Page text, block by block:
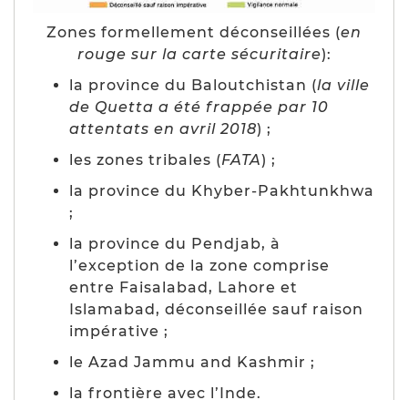
Zones formellement déconseillées (en
rouge sur la carte sécuritaire):
la province du Baloutchistan (la ville
de Quetta a été frappée par 10
attentats en avril 2018) ;
les zones tribales (FATA) ;
la province du Khyber-Pakhtunkhwa
;
la province du Pendjab, à
l’exception de la zone comprise
entre Faisalabad, Lahore et
Islamabad, déconseillée sauf raison
impérative ;
le Azad Jammu and Kashmir ;
la frontière avec l’Inde.